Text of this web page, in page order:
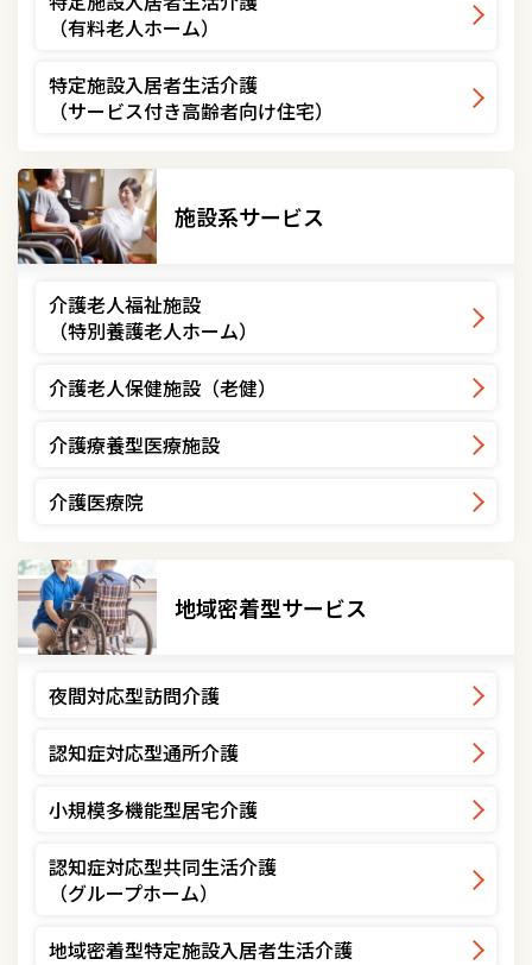
（有料老人ホーム）
特定施設入居者生活介護
（サービス付き高齢者向け住宅）
施設系サービス
介護老人福祉施設
（特別養護老人ホーム）
介護老人保健施設（老健）
介護療養型医療施設
介護医療院
地域密着型サービス
夜間対応型訪問介護
認知症対応型通所介護
小規模多機能型居宅介護
認知症対応型共同生活介護
（グループホーム）
地域密着型特定施設入居者生活介護